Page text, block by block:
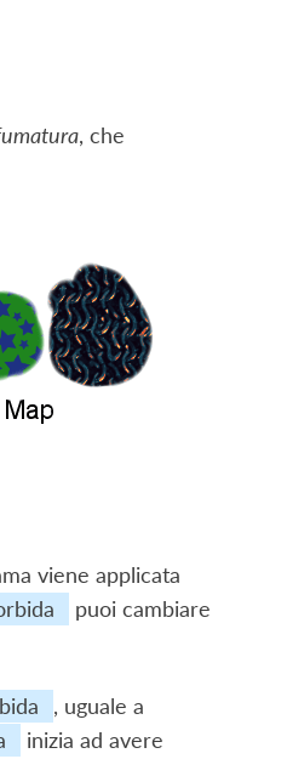
, che
viene applicata
puoi cambiare
, uguale a
inizia ad avere